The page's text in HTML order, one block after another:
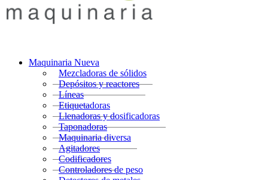
Maquinaria Nueva
Mezcladoras de sólidos
Depósitos y reactores
Líneas
Etiquetadoras
Llenadoras y dosificadoras
Taponadoras
Maquinaria diversa
Agitadores
Codificadores
Controladores de peso